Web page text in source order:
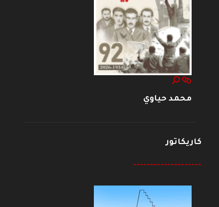
محمد حياوي
كاريكاتور
--------------------